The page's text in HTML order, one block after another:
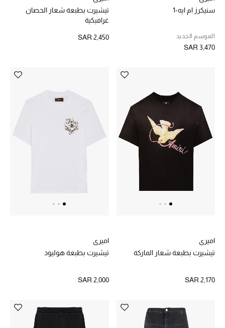
الموسم الجديد
جميع إصدارتنا النسائية
تشكيلة المناسبات للنساء
الحب للمحلي
جميع الملابس النسائية
جميع الأحذية النسائية
سنيكرز ام ايه-1
الموسم الجديد
SAR 3,470
تيشيرت بطبعة شعار الحصان
غرافيكية
SAR 2,450
اميري
تيشيرت بطبعة شعار الماركة
SAR 2,170
اميري
تيشيرت بطبعة هوليود
SAR 2,000